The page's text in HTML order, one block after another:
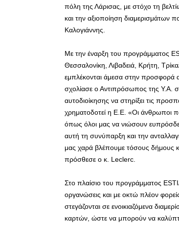
πόλη της Λάρισας, με στόχο τη
και την αξιοποίηση διαμερισμάτων
Καλογιάννης.
Με την έναρξη του προγράμματος
Θεσσαλονίκη, Λιβαδειά, Κρήτη,
εμπλέκονται άμεσα στην προσφορά
σχολίασε ο Αντιπρόσωπος της Υ.Α.
αυτοδιοίκησης να στηρίξει τις
χρηματοδοτεί η Ε.Ε. «Οι άνθρωποι
όπως όλοι μας να νιώσουν
αυτή τη συνύπαρξη και την
μας χαρά βλέπουμε τόσους δήμους
πρόσθεσε ο κ. Leclerc.
Στο πλαίσιο του προγράμματος
οργανώσεις και με οκτώ πλέον
στεγάζονται σε ενοικιαζόμενα
καρτών, ώστε να μπορούν να